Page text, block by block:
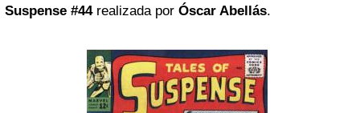
Suspense #44realizada por Óscar Abellás.